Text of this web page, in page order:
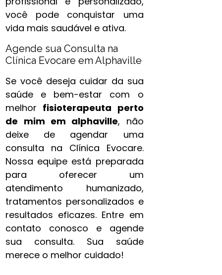
você pode conquistar uma
vida mais saudável e ativa.
Agende sua Consulta na
Clínica Evocare em Alphaville
Se você deseja cuidar da sua
saúde e bem-estar com o
melhor fisioterapeuta perto
de mim​ em alphaville, não
deixe de agendar uma
consulta na Clínica Evocare.
Nossa equipe está preparada
para oferecer um
atendimento humanizado,
tratamentos personalizados e
resultados eficazes. Entre em
contato conosco e agende
sua consulta. Sua saúde
merece o melhor cuidado!